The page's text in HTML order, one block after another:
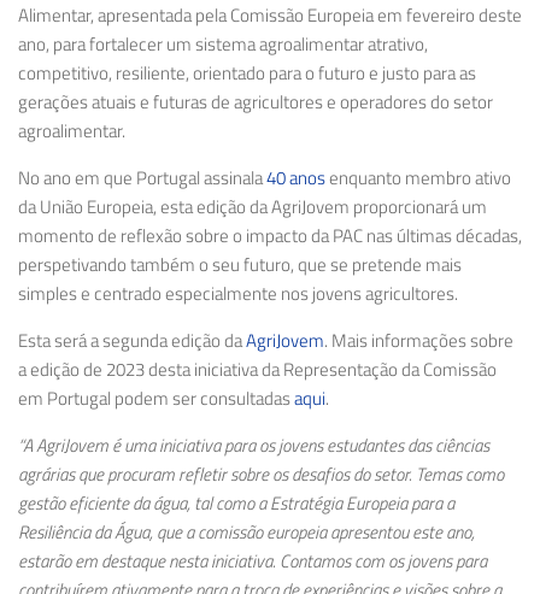
Alimentar, apresentada pela Comissão Europeia em fevereiro deste
ano, para fortalecer um sistema agroalimentar atrativo,
competitivo, resiliente, orientado para o futuro e justo para as
gerações atuais e futuras de agricultores e operadores do setor
agroalimentar.
No ano em que Portugal assinala40 anosenquanto membro ativo
da União Europeia, esta edição da AgriJovem proporcionará um
momento de reflexão sobre o impacto da PAC nas últimas décadas,
perspetivando também o seu futuro, que se pretende mais
simples e centrado especialmente nos jovens agricultores.
Esta será a segunda edição daAgriJovem. Mais informações sobre
a edição de 2023 desta iniciativa da Representação da Comissão
em Portugal podem ser consultadasaqui.
“A AgriJovem é uma iniciativa para os jovens estudantes das ciências
agrárias que procuram refletir sobre os desafios do setor. Temas como
gestão eficiente da água, tal como a Estratégia Europeia para a
Resiliência da Água, que a comissão europeia apresentou este ano,
estarão em destaque nesta iniciativa. Contamos com os jovens para